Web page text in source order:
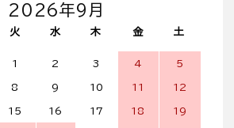
2026年9月
火 水 木 金 土
1 2 3 4 5
8 9 10 11 12
15 16 17 18 19